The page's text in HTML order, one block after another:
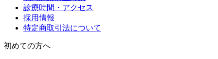
診療時間・アクセス
採用情報
特定商取引法について
初めての方へ